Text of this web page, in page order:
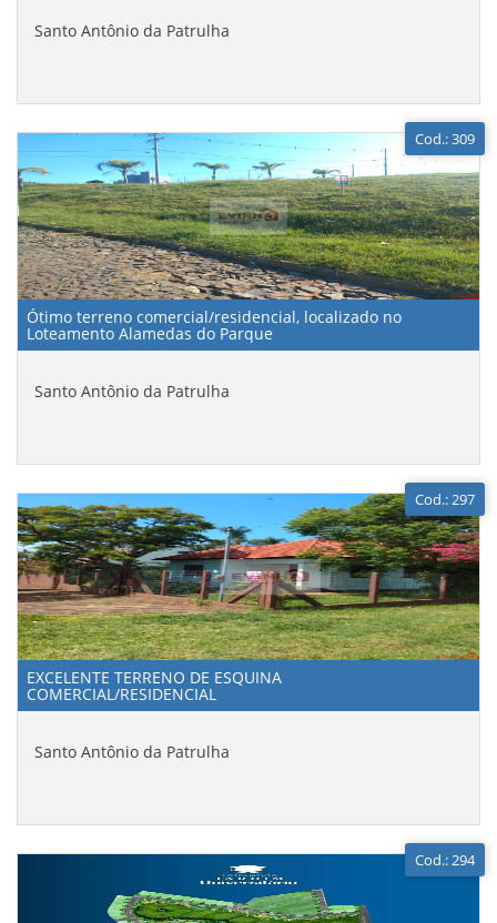
Santo Antônio da Patrulha
Cod.: 309
Ótimo terreno comercial/residencial, localizado no
Loteamento Alamedas do Parque
Santo Antônio da Patrulha
Cod.: 297
EXCELENTE TERRENO DE ESQUINA
COMERCIAL/RESIDENCIAL
Santo Antônio da Patrulha
Cod.: 294